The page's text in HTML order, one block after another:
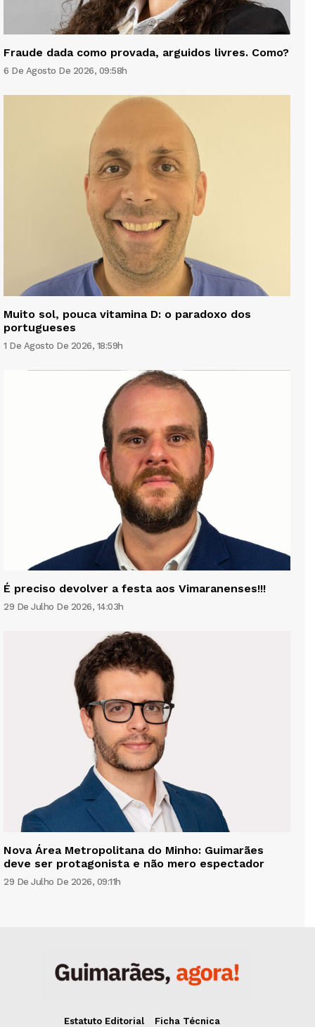
Fraude dada como provada, arguidos livres. Como?
6 De Agosto De 2026, 09:58h
Muito sol, pouca vitamina D: o paradoxo dos
portugueses
1 De Agosto De 2026, 18:59h
É preciso devolver a festa aos Vimaranenses!!!
29 De Julho De 2026, 14:03h
Nova Área Metropolitana do Minho: Guimarães
deve ser protagonista e não mero espectador
29 De Julho De 2026, 09:11h
Estatuto Editorial
Ficha Técnica